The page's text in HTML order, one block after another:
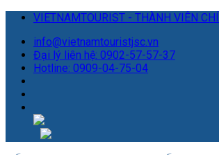
VIETNAMTOURIST - THÀNH VIÊN
info@vietnamtouristjsc.vn
Đại lý liên hệ: 0902-57-57-37
Hotline: 0909-04-75-04